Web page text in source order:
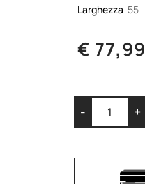
Larghezza 55
€ 77,99